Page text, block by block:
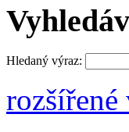
Hledaný výraz: